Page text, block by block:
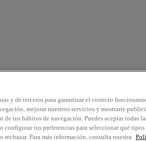
y de terceros para garantizar el correcto
mejorar nuestros servicios y mostrarte
de tus hábitos de navegación. Puedes aceptar todas
configurar tus preferencias para seleccionar qué tipos
rechazar. Para más información, consulta nuestra